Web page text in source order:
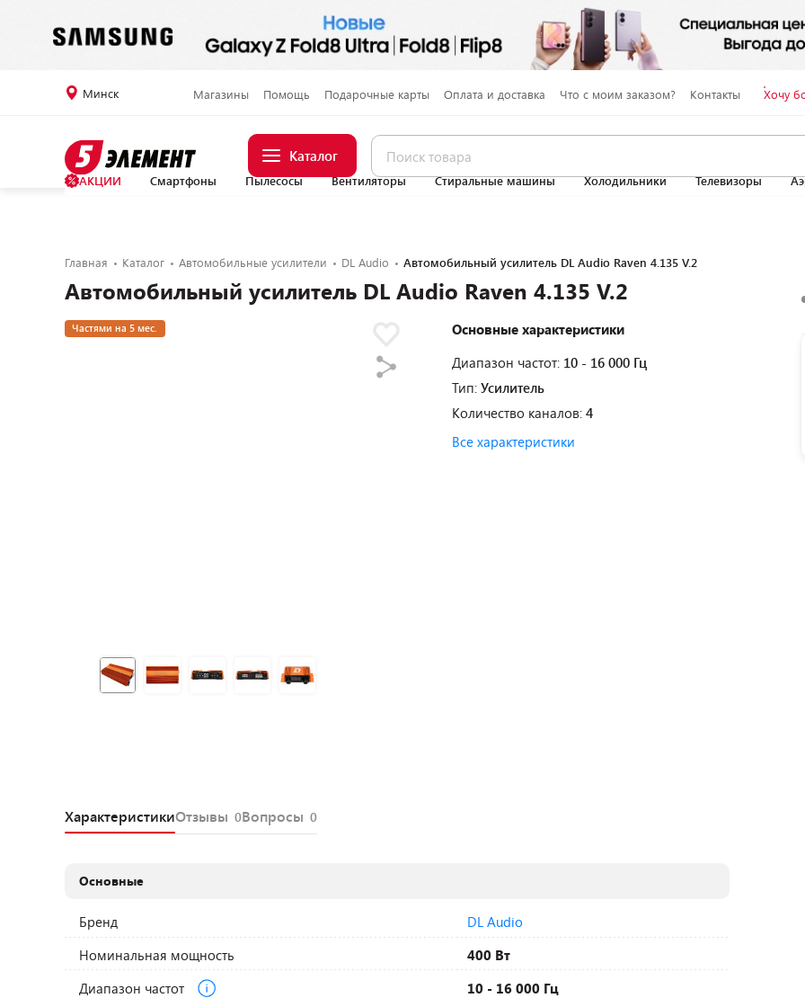
Минск Магазины Помощь Подарочные карты Оплата и доставка Что с моим заказом? Контакты Хочу
Каталог
АКЦИИ Смартфоны Пылесосы Вентиляторы Стиральные машины Холодильники Телевизоры
Главная Каталог Автомобильные усилители DL Audio Автомобильный усилитель DL Audio Raven 4.135 V.2
Автомобильный усилитель DL Audio Raven 4.135 V.2
Частями на 5 мес.
Основные характеристики
Диапазон частот: 10 - 16 000 Гц
Тип: Усилитель
Количество каналов: 4
Все характеристики
ХарактеристикиОтзывы 0Вопросы 0
Основные
Бренд
DL Audio
Номинальная мощность
400 Вт
Диапазон частот
10 - 16 000 Гц